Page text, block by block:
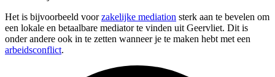
Het is bijvoorbeeld voorzakelijke mediation sterk aan te bevelen om
een lokale en betaalbare mediator te vinden uit Geervliet. Dit is
onder andere ook in te zetten wanneer je te maken hebt met een
arbeidsconflict.